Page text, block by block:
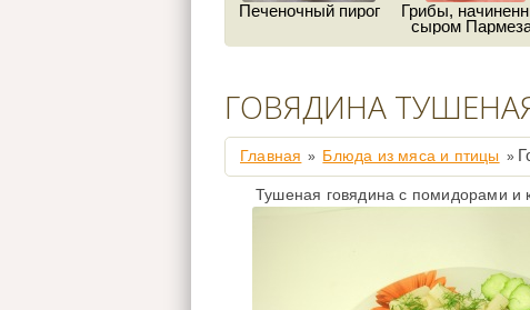
Печеночный пирог
Грибы,
сыром
ГОВЯДИНА
Главная » Блюда из мяса и птицы »
Тушеная говядина с помидорами и